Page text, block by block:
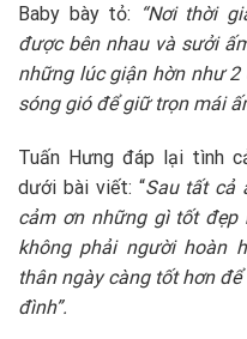
Baby bày tỏ:
“Nơi thời
được bên nhau và sưởi
những lúc giận hờn như
sóng gió để giữ trọn mái
Tuấn Hưng đáp lại tình
dưới bài viết: “Sau tất cả
cảm ơn những gì tốt đẹp
không phải người hoàn
thân ngày càng tốt hơn
đình”.